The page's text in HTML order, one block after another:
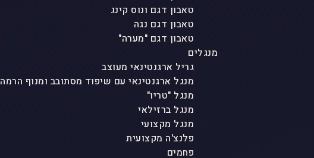
טאבון דגם ונוס קינג
טאבון דגם נגה
טאבון דגם "מערה"
מנגלים
גריל ארגנטינאי מעוצב
מנגל ארגנטינאי עם שיפוד מסתובב ומנוף הרמה
מנגל "טריו"
מנגל ברזילאי
מנגל מקצועי
פלנצ'ה מקצועית
פחמים